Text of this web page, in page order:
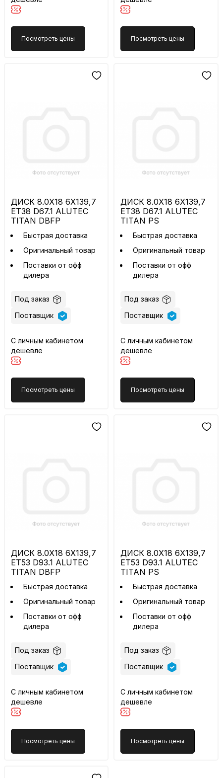
Посмотреть цены Посмотреть цены
ДИСК 8.0X18 6X139,7
ET38 D67.1 ALUTEC
TITAN DBFP
Быстрая доставка
Оригинальный товар
Поставки от офф
дилера
Под заказ
Поставщик
С личным кабинетом
дешевле
Посмотреть цены
ДИСК 8.0X18 6X139,7
ET38 D67.1 ALUTEC
TITAN PS
Быстрая доставка
Оригинальный товар
Поставки от офф
дилера
Под заказ
Поставщик
С личным кабинетом
дешевле
Посмотреть цены
ДИСК 8.0X18 6X139,7
ET53 D93.1 ALUTEC
TITAN DBFP
Быстрая доставка
Оригинальный товар
Поставки от офф
дилера
Под заказ
Поставщик
С личным кабинетом
дешевле
Посмотреть цены
ДИСК 8.0X18 6X139,7
ET53 D93.1 ALUTEC
TITAN PS
Быстрая доставка
Оригинальный товар
Поставки от офф
дилера
Под заказ
Поставщик
С личным кабинетом
дешевле
Посмотреть цены